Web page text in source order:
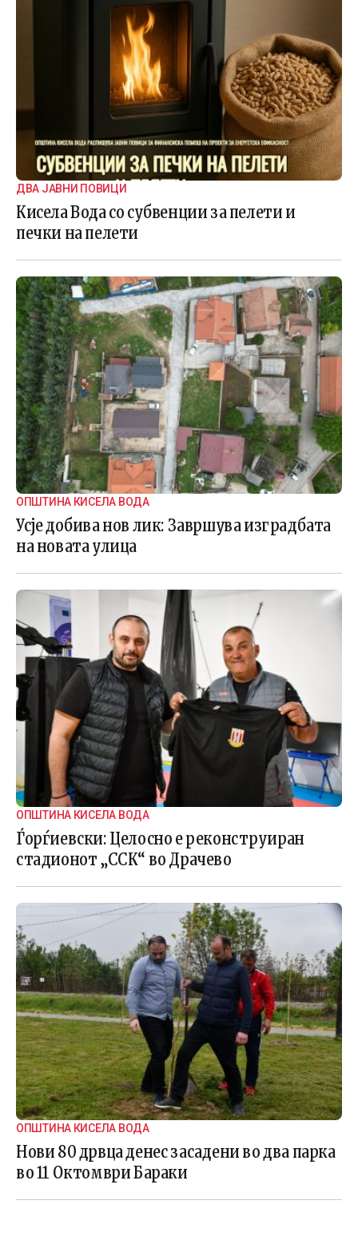
ДВА ЈАВНИ ПОВИЦИ
Кисела Вода со субвенции за пелети и
печки на пелети
ОПШТИНА КИСЕЛА ВОДА
Усје добива нов лик: Завршува изградбата
на новата улица
ОПШТИНА КИСЕЛА ВОДА
Ѓорѓиевски: Целоснo e реконструиран
стадионот „ССК“ во Драчево
ОПШТИНА КИСЕЛА ВОДА
Нови 80 дрвца денес засадени во два парка
во 11 Октомври Бараки